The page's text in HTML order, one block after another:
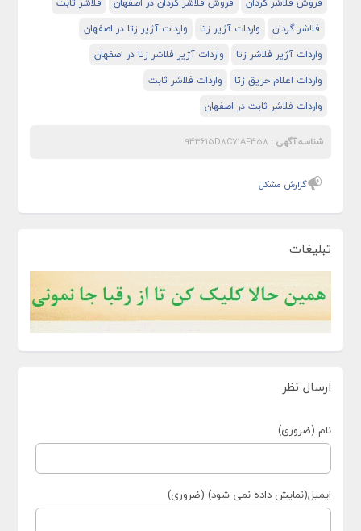
فلاشر گردان
واردات آژیر زتا
واردات آژیر زتا در اصفهان
واردات آژیر فلاشر زتا
واردات آژیر فلاشر زتا در اصفهان
واردات اعلام حریق زتا
واردات فلاشر ثابت
واردات فلاشر ثابت در اصفهان
شناسه آگهی :
گزارش مشکل
تبلیغات
ارسال نظر
نام (ضروری)
ایمیل(نمایش داده نمی شود) (ضروری)